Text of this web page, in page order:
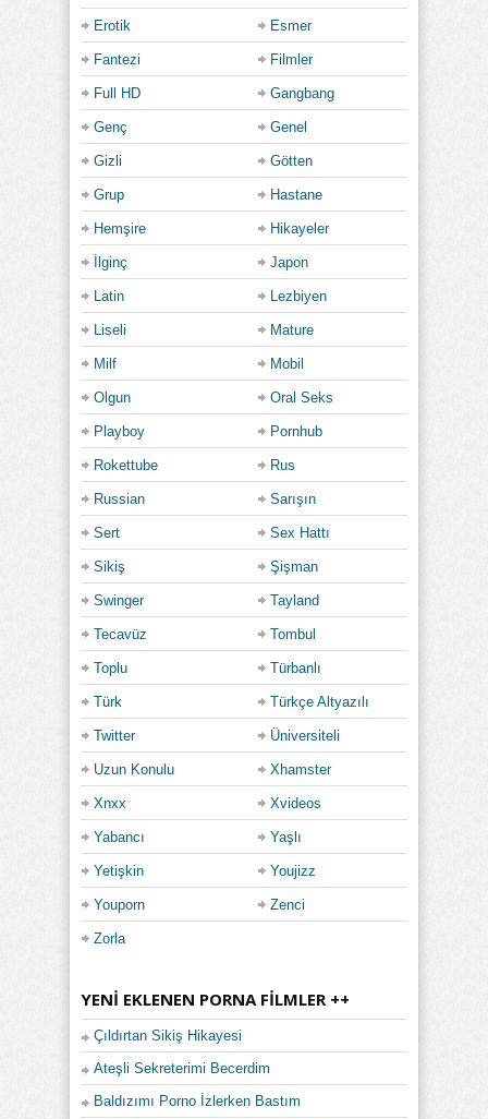
Erotik Esmer
Fantezi Filmler
Full HD Gangbang
Genç Genel
Gizli Götten
Grup Hastane
Hemşire Hikayeler
İlginç Japon
Latin Lezbiyen
Liseli Mature
Milf Mobil
Olgun Oral Seks
Playboy Pornhub
Rokettube Rus
Russian Sarışın
Sert Sex Hattı
Sikiş Şişman
Swinger Tayland
Tecavüz Tombul
Toplu Türbanlı
Türk Türkçe Altyazılı
Twitter Üniversiteli
Uzun Konulu Xhamster
Xnxx Xvideos
Yabancı Yaşlı
Yetişkin Youjizz
Youporn Zenci
Zorla
YENI EKLENEN PORNA FILMLER ++
Çıldırtan Sikiş Hikayesi
Ateşli Sekreterimi Becerdim
Baldızımı Porno İzlerken Bastım